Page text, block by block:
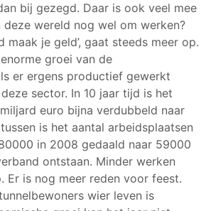
bij gezegd. Daar is ook veel mee
wereld nog wel om werken?
maak je geld’, gaat steeds meer op.
groei van de
er ergens productief gewerkt
sector. In 10 jaar tijd is het
euro bijna verdubbeld naar
is het aantal arbeidsplaatsen
in 2008 gedaald naar 59000
ontstaan. Minder werken
Er is nog meer reden voor feest.
wier leven is